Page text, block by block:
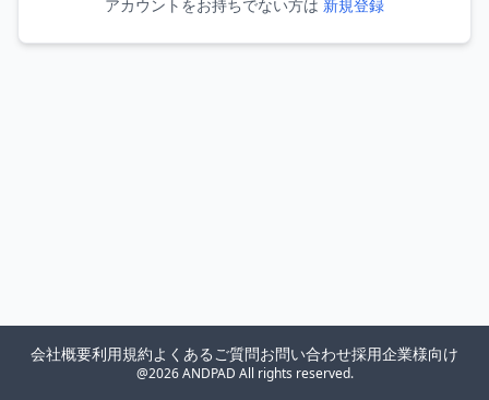
アカウントをお持ちでない方は 新規登録
@2026 ANDPAD All rights reserved.
会社概要利用規約よくあるご質問お問い合わせ採用企業様向け